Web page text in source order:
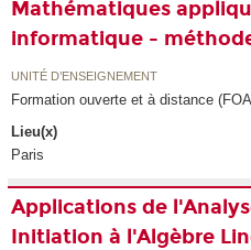
Mathématiques
informatique -
UNITÉ D’ENSEIGNEMENT
Formation ouverte et à distance
Lieu(x)
Paris
Applications de
Initiation à l'Algèbre